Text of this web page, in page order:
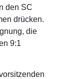
den SC
drücken.
die
9:1